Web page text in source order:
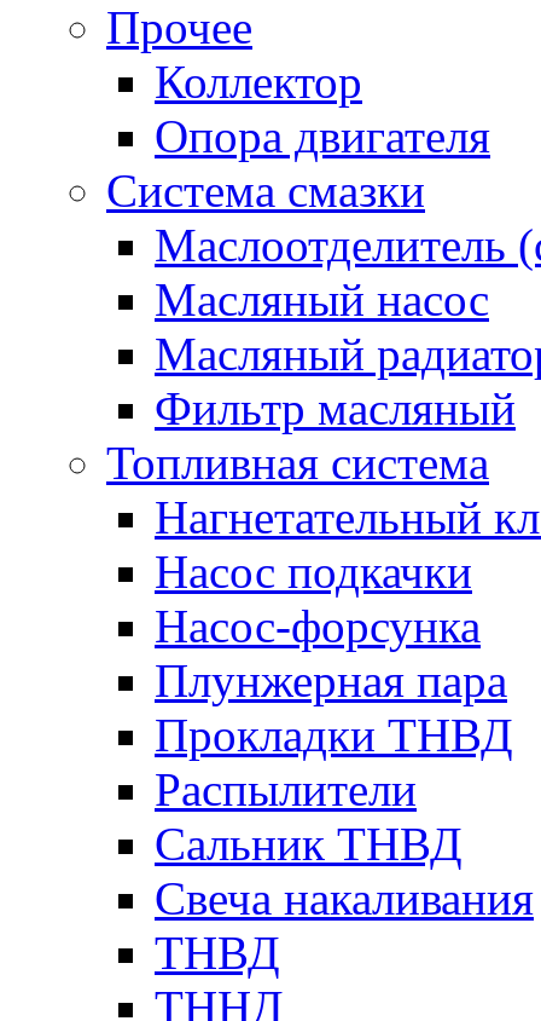
Прочее
Коллектор
Опора двигателя
Система смазки
Маслоотделитель
Масляный насос
Масляный
Фильтр масляный
Топливная система
Нагнетательный
Насос подкачки
Насос-форсунка
Плунжерная пара
Прокладки ТНВД
Распылители
Сальник ТНВД
Свеча накаливания
ТНВД
ТННД